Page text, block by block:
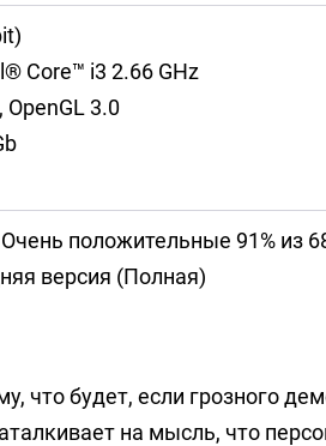
Core™ i3 2.66 GHz
3.0
положительные 91% из
версия (Полная)
что будет, если грозного
на мысль, что